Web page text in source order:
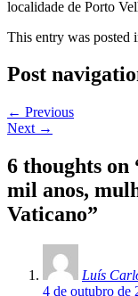
localidade de Porto
This entry was posted
Post
← Previous
Next →
6 thoughts on
mil anos,
Vaticano”
Luís
4 de outubro de